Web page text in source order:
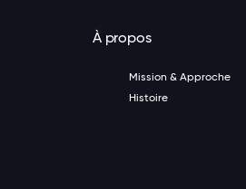
À propos
Mission & Approche
Histoire